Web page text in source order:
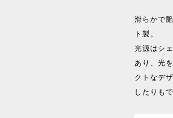
滑らかで
ト製。
光源はシ
あり、光
クトなデ
したりも